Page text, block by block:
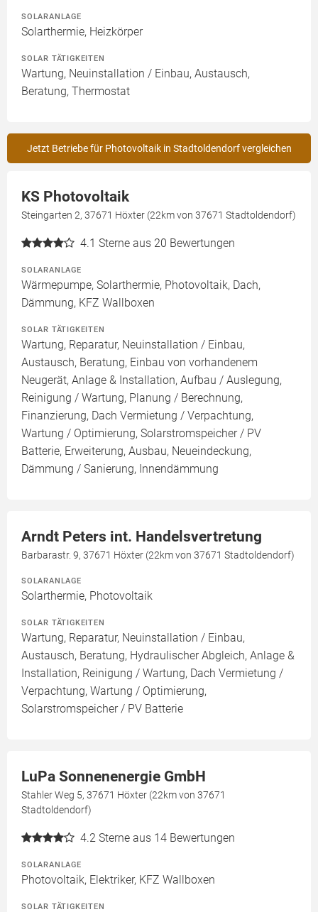
SOLARANLAGE
Solarthermie, Heizkörper
SOLAR TÄTIGKEITEN
Wartung, Neuinstallation / Einbau, Austausch,
Beratung, Thermostat
Jetzt Betriebe für Photovoltaik in Stadtoldendorf vergleichen
KS Photovoltaik
Steingarten 2, 37671 Höxter (22km von 37671 Stadtoldendorf)
4.1 Sterne aus 20 Bewertungen
SOLARANLAGE
Wärmepumpe, Solarthermie, Photovoltaik, Dach,
Dämmung, KFZ Wallboxen
SOLAR TÄTIGKEITEN
Wartung, Reparatur, Neuinstallation / Einbau,
Austausch, Beratung, Einbau von vorhandenem
Neugerät, Anlage & Installation, Aufbau / Auslegung,
Reinigung / Wartung, Planung / Berechnung,
Finanzierung, Dach Vermietung / Verpachtung,
Wartung / Optimierung, Solarstromspeicher / PV
Batterie, Erweiterung, Ausbau, Neueindeckung,
Dämmung / Sanierung, Innendämmung
Arndt Peters int. Handelsvertretung
Barbarastr. 9, 37671 Höxter (22km von 37671 Stadtoldendorf)
SOLARANLAGE
Solarthermie, Photovoltaik
SOLAR TÄTIGKEITEN
Wartung, Reparatur, Neuinstallation / Einbau,
Austausch, Beratung, Hydraulischer Abgleich, Anlage &
Installation, Reinigung / Wartung, Dach Vermietung /
Verpachtung, Wartung / Optimierung,
Solarstromspeicher / PV Batterie
LuPa Sonnenenergie GmbH
Stahler Weg 5, 37671 Höxter (22km von 37671
Stadtoldendorf)
4.2 Sterne aus 14 Bewertungen
SOLARANLAGE
Photovoltaik, Elektriker, KFZ Wallboxen
SOLAR TÄTIGKEITEN